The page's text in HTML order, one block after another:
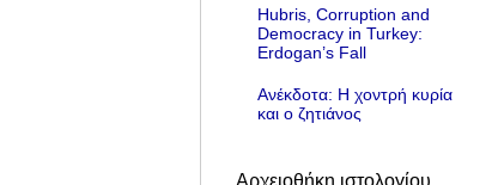
Hubris, Corruption and
Democracy in Turkey:
Erdogan’s Fall
Ανέκδοτα: Η χοντρή κυρία
και ο ζητιάνος
Αρχειοθήκη ιστολογίου